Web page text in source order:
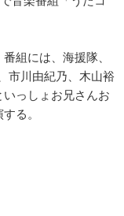
組には、海援隊、
市川由紀乃、木山裕
っしょお兄さんお
る。